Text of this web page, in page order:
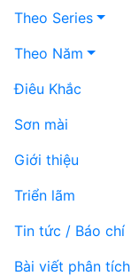
Theo Series
Theo Năm
Điêu Khắc
Sơn mài
Giới thiệu
Triển lãm
Tin tức / Báo chí
Bài viết phân tích